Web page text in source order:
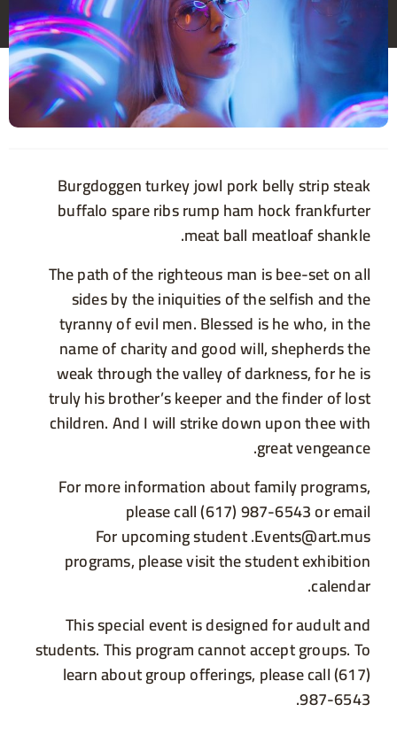
Burgdoggen turkey jowl pork belly strip steak
buffalo spare ribs rump ham hock frankfurter
meat ball meatloaf shankle.
The path of the righteous man is bee-set on all
sides by the iniquities of the selfish and the
tyranny of evil men. Blessed is he who, in the
name of charity and good will, shepherds the
weak through the valley of darkness, for he is
truly his brother’s keeper and the finder of lost
children. And I will strike down upon thee with
great vengeance.
For more information about family programs,
please call (617) 987-6543 or email
sum.tra
@stnevE
. For upcoming student
programs, please visit the student exhibition
calendar.
This special event is designed for audult and
students. This program cannot accept groups. To
learn about group offerings, please call (617)
987-6543.